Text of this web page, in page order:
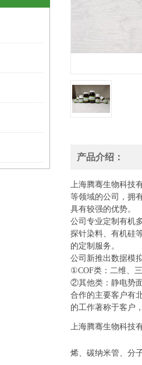
产品介绍：
上海腾骞生物科技
等领域的公司，拥
具有较强的优势。
公司专业定制有机
探针染料、有机硅
的定制服务。
公司新推出数据模
①COF类：二维、
②其他类：静电势
合作的主要客户有
的工作著称于客户
上海腾骞生物科
烯、碳纳米管、分